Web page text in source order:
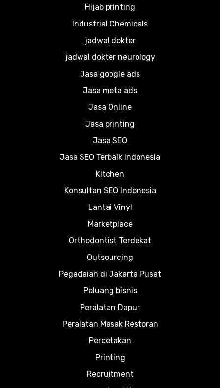
Hijab printing
Industrial Chemicals
jadwal dokter
jadwal dokter neurology
Jasa google ads
Jasa meta ads
Jasa Online
Jasa printing
Jasa SEO
Jasa SEO Terbaik Indonesia
Kitchen
Konsultan SEO Indonesia
Lantai Vinyl
Marketplace
Orthodontist Terdekat
Outsourcing
Pegadaian di Jakarta Pusat
Peluang bisnis
Peralatan Dapur
Peralatan Masak Restoran
Percetakan
Printing
Recruitment